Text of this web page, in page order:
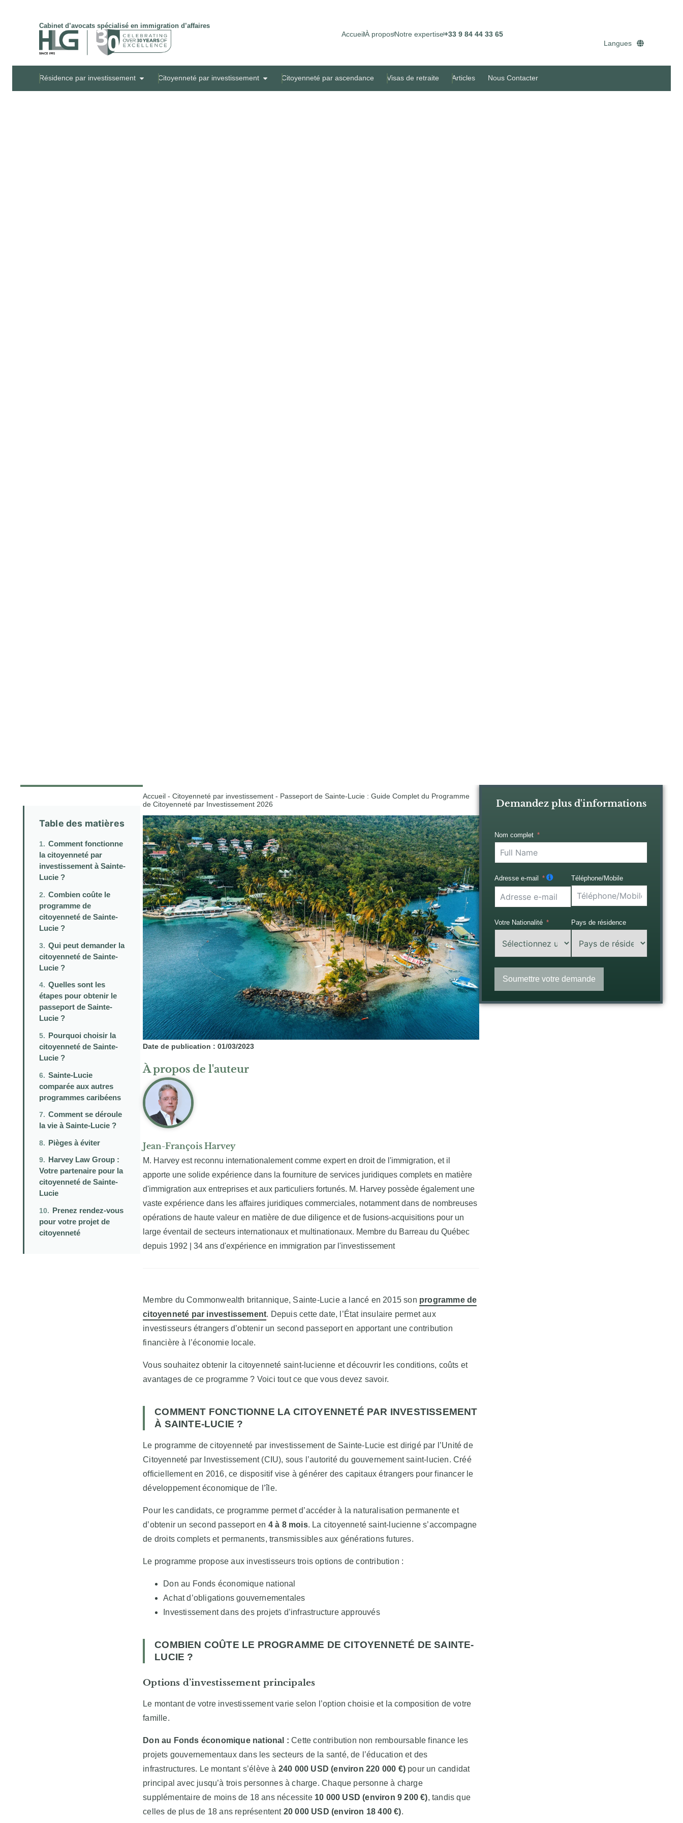
Cabinet d’avocats spécialisé en immigration d’affaires
AccueilÀ proposNotre expertise+33 9 84 44 33 65
Langues
Résidence par investissement Citoyenneté par investissement Citoyenneté par ascendance Visas de retraite Articles Nous Contacter
Table des matières
Comment fonctionne
la citoyenneté par
investissement à Sainte-
Lucie ?
Combien coûte le
programme de
citoyenneté de Sainte-
Lucie ?
Qui peut demander la
citoyenneté de Sainte-
Lucie ?
Quelles sont les
étapes pour obtenir le
passeport de Sainte-
Lucie ?
Pourquoi choisir la
citoyenneté de Sainte-
Lucie ?
Sainte-Lucie
comparée aux autres
programmes caribéens
Comment se déroule
la vie à Sainte-Lucie ?
Pièges à éviter
Harvey Law Group :
Votre partenaire pour la
citoyenneté de Sainte-
Lucie
Prenez rendez-vous
pour votre projet de
citoyenneté
Accueil -Citoyenneté par investissement - Passeport de Sainte-Lucie : Guide Complet du Programme
de Citoyenneté par Investissement 2026
Date de publication : 01/03/2023
À propos de l'auteur
Jean-François Harvey
M. Harvey est reconnu internationalement comme expert en droit de l'immigration, et il
apporte une solide expérience dans la fourniture de services juridiques complets en matière
d'immigration aux entreprises et aux particuliers fortunés. M. Harvey possède également une
vaste expérience dans les affaires juridiques commerciales, notamment dans de nombreuses
opérations de haute valeur en matière de due diligence et de fusions-acquisitions pour un
large éventail de secteurs internationaux et multinationaux. Membre du Barreau du Québec
depuis 1992 | 34 ans d'expérience en immigration par l'investissement
Membre du Commonwealth britannique, Sainte-Lucie a lancé en 2015 son programme de
citoyenneté par investissement. Depuis cette date, l’État insulaire permet aux
investisseurs étrangers d’obtenir un second passeport en apportant une contribution
financière à l’économie locale.
Vous souhaitez obtenir la citoyenneté saint-lucienne et découvrir les conditions, coûts et
avantages de ce programme ? Voici tout ce que vous devez savoir.
COMMENT FONCTIONNE LA CITOYENNETÉ PAR INVESTISSEMENT
À SAINTE-LUCIE ?
Le programme de citoyenneté par investissement de Sainte-Lucie est dirigé par l’Unité de
Citoyenneté par Investissement (CIU), sous l’autorité du gouvernement saint-lucien. Créé
officiellement en 2016, ce dispositif vise à générer des capitaux étrangers pour financer le
développement économique de l’île.
Pour les candidats, ce programme permet d’accéder à la naturalisation permanente et
d’obtenir un second passeport en 4 à 8 mois. La citoyenneté saint-lucienne s’accompagne
de droits complets et permanents, transmissibles aux générations futures.
Le programme propose aux investisseurs trois options de contribution :
Don au Fonds économique national
Achat d’obligations gouvernementales
Investissement dans des projets d’infrastructure approuvés
COMBIEN COÛTE LE PROGRAMME DE CITOYENNETÉ DE SAINTE-
LUCIE ?
Options d’investissement principales
Le montant de votre investissement varie selon l’option choisie et la composition de votre
famille.
Don au Fonds économique national : Cette contribution non remboursable finance les
projets gouvernementaux dans les secteurs de la santé, de l’éducation et des
infrastructures. Le montant s’élève à 240 000 USD (environ 220 000 €)pour un candidat
principal avec jusqu’à trois personnes à charge. Chaque personne à charge
supplémentaire de moins de 18 ans nécessite 10 000 USD (environ 9 200 €), tandis que
celles de plus de 18 ans représentent 20 000 USD (environ 18 400 €).
Demandez plus d'informations
Nom complet
Adresse e-mail Téléphone/Mobile
Votre Nationalité Pays de résidence
Soumettre votre demande